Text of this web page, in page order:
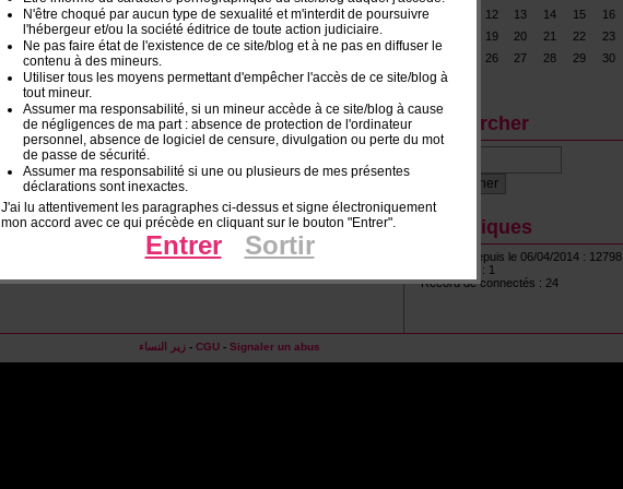
12 13 14 15
16
19 20 21 22
23
26 27 28 29
30
31
Rechercher
Statistiques
Visiteurs depuis le 06/04/2014 : 12798
Connectés : 1
Record de connectés : 24
زير النساء - CGU - Signaler un abus
N'être choqué par aucun type de sexualité et m'interdit de poursuivre
l'hébergeur et/ou la société éditrice de toute action judiciaire.
Ne pas faire état de l'existence de ce site/blog et à ne pas en diffuser le
contenu à des mineurs.
Utiliser tous les moyens permettant d'empêcher l'accès de ce site/blog à
tout mineur.
Assumer ma responsabilité, si un mineur accède à ce site/blog à cause
de négligences de ma part : absence de protection de l'ordinateur
personnel, absence de logiciel de censure, divulgation ou perte du mot
de passe de sécurité.
Assumer ma responsabilité si une ou plusieurs de mes présentes
déclarations sont inexactes.
J'ai lu attentivement les paragraphes ci-dessus et signe électroniquement
mon accord avec ce qui précède en cliquant sur le bouton "Entrer".
Entrer Sortir